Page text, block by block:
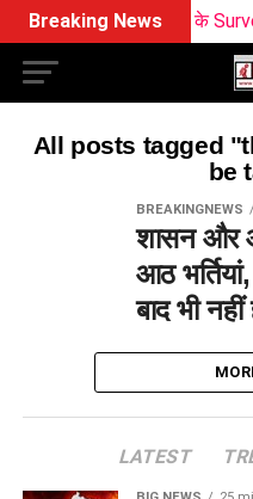
Breaking NewsBJP के Survey
All posts tagged
be
BREAKINGNEWS
शासन और
आठ
बाद भी
LATEST